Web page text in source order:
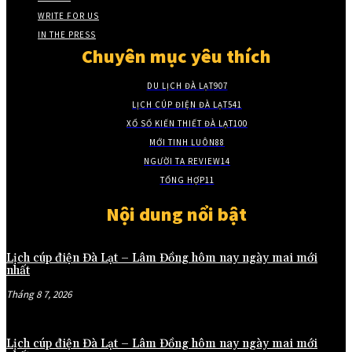
WRITE FOR US
IN THE PRESS
Chuyên mục yêu thích
DU LỊCH ĐÀ LẠT907
LỊCH CÚP ĐIỆN ĐÀ LẠT541
XỔ SỐ KIẾN THIẾT ĐÀ LẠT100
MỚI TINH LUÔN88
NGƯỜI TA REVIEW14
TỔNG HỢP11
Nội dung nổi bật
Lịch cúp điện Đà Lạt – Lâm Đồng hôm nay ngày mai mới
nhất
Tháng 8 7, 2026
Lịch cúp điện Đà Lạt – Lâm Đồng hôm nay ngày mai mới